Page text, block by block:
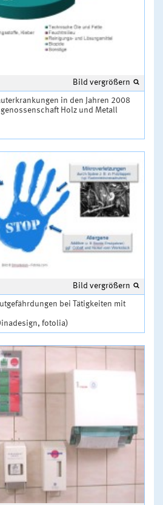
Bild vergrößern
in den Jahren 2008
Holz und Metall
Bild vergrößern
bei Tätigkeiten mit
fotolia)